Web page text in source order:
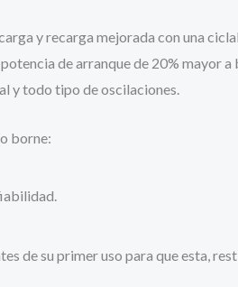
y recarga mejorada con una
de arranque de 20% mayor
y todo tipo de oscilaciones.
borne:
de su primer uso para que esta,